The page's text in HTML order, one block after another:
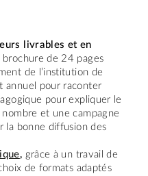
livrables et en
brochure de 24 pages
de l’institution de
annuel pour raconter
pour expliquer le
et une campagne
la bonne diffusion des
, grâce à un travail de
de formats adaptés